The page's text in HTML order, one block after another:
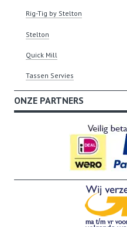
Rig-Tig by Stelton
Stelton
Quick Mill
Tassen Servies
ONZE PARTNERS